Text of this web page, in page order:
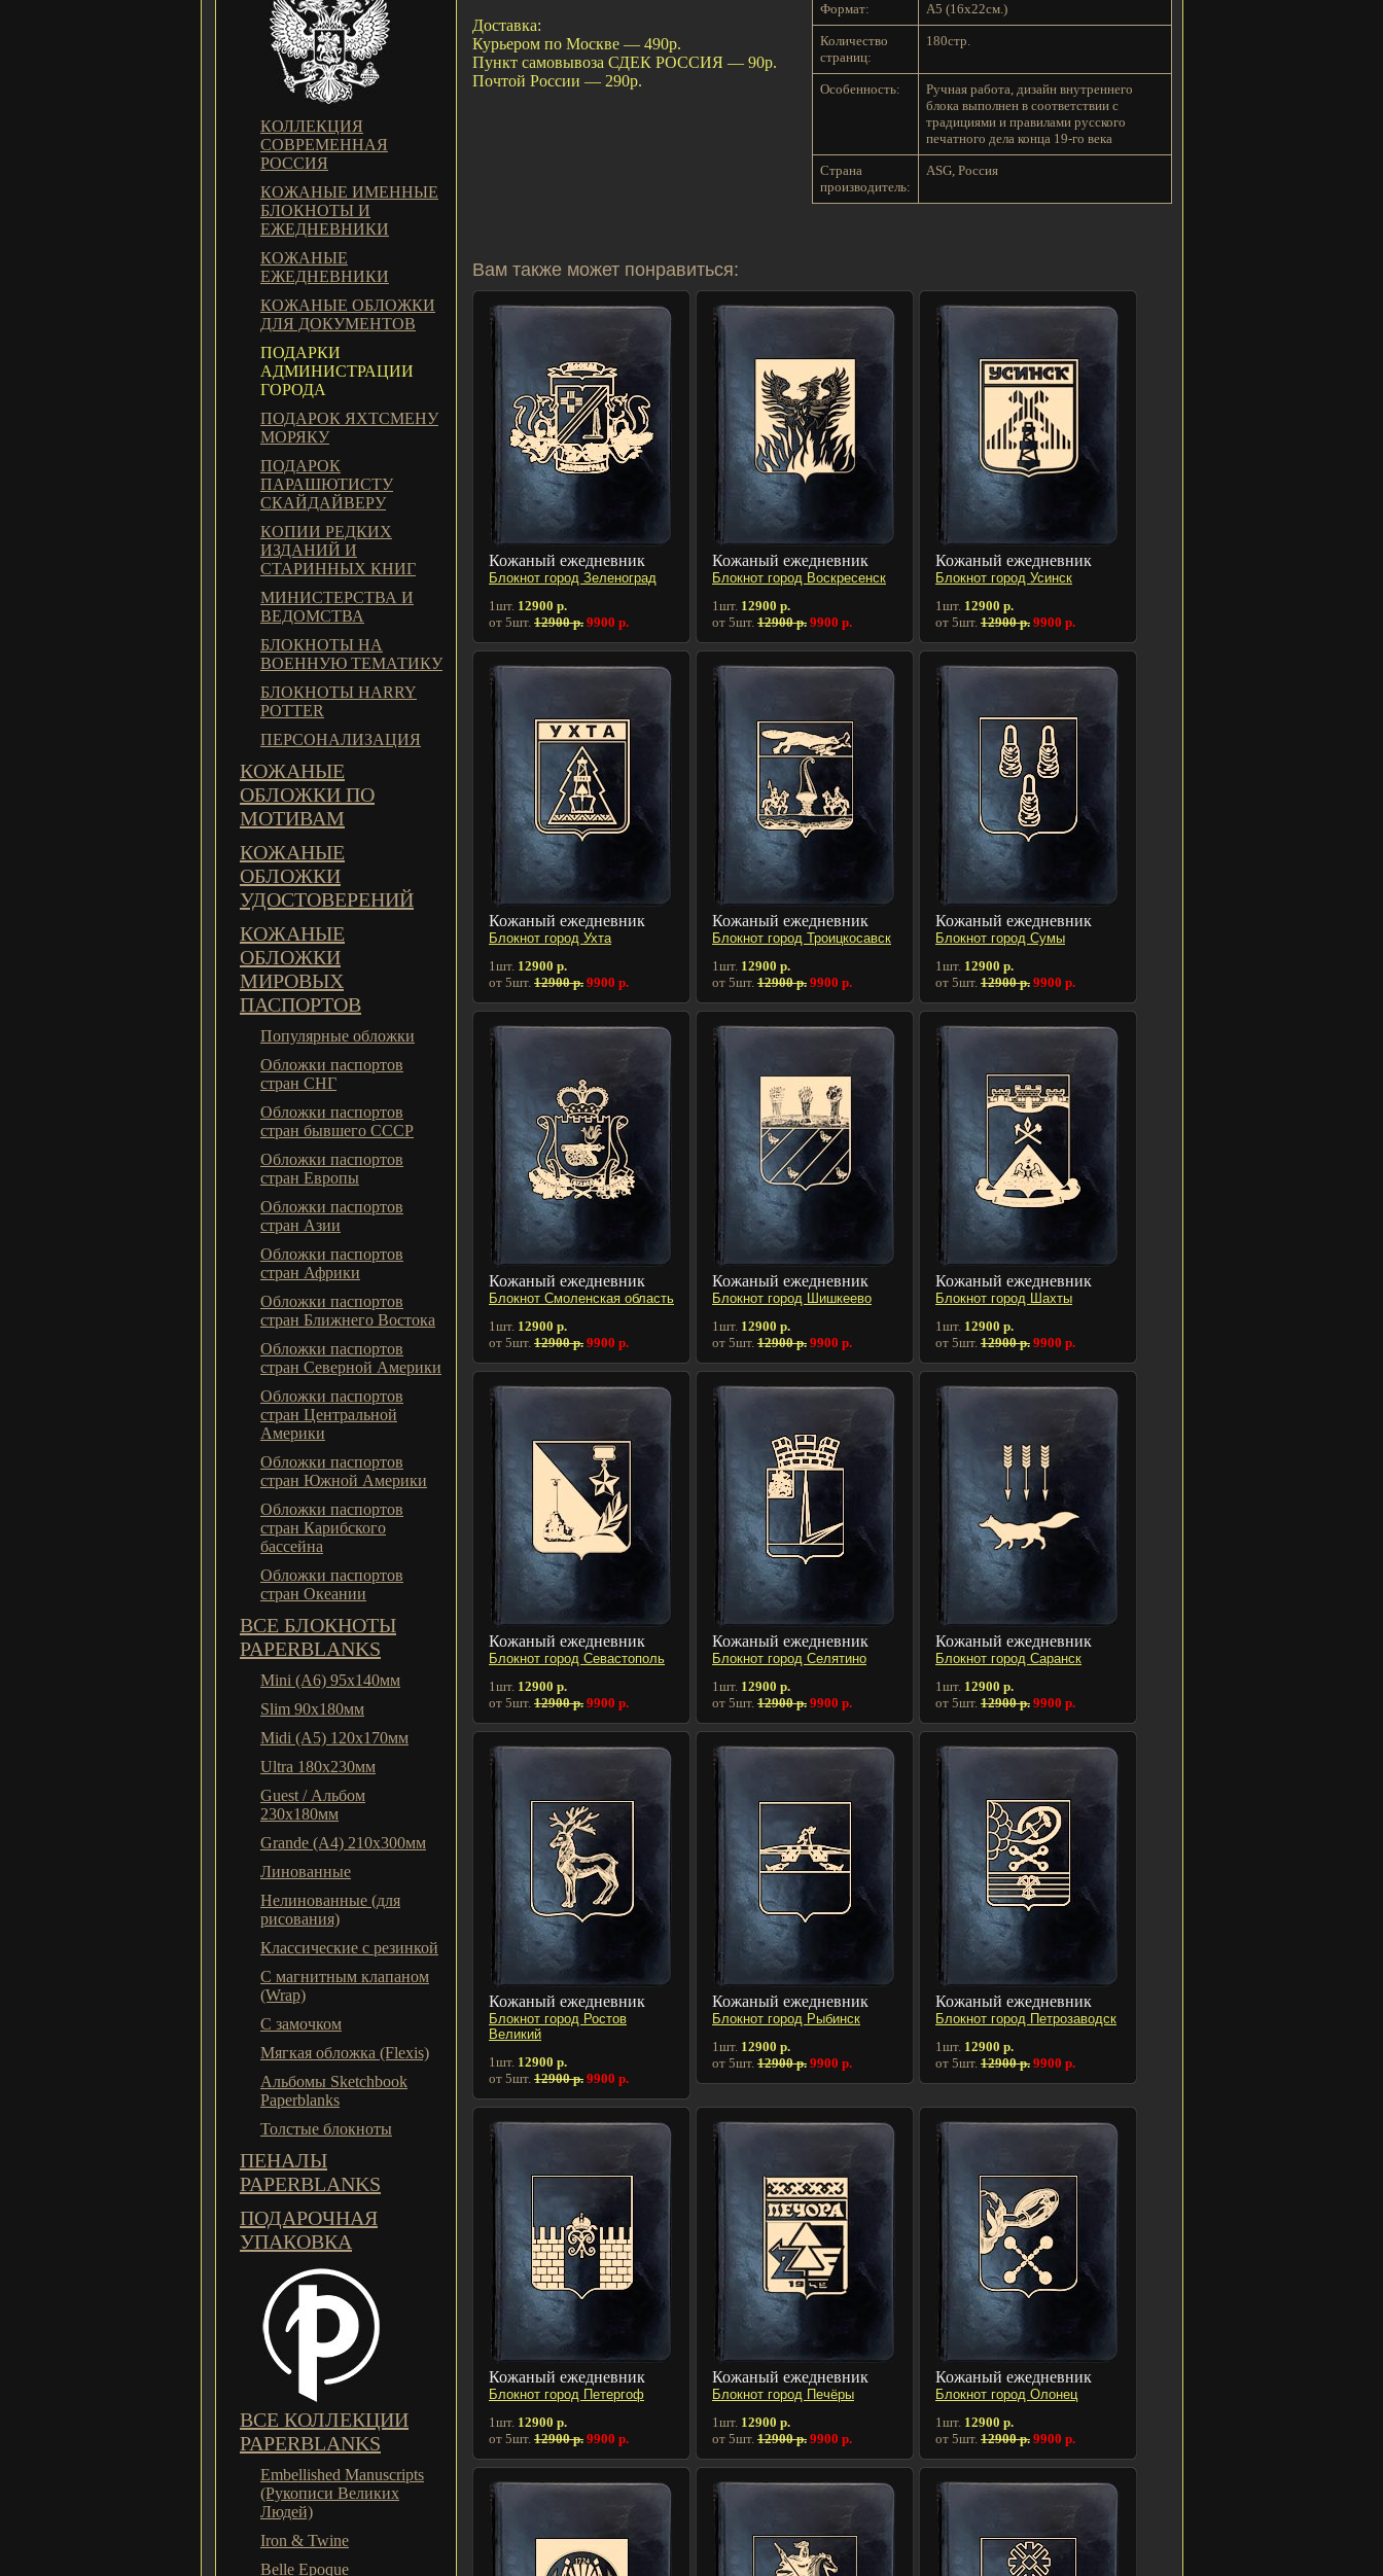
КОЛЛЕКЦИЯ
СОВРЕМЕННАЯ
РОССИЯ
КОЖАНЫЕ ИМЕННЫЕ
БЛОКНОТЫ И
ЕЖЕДНЕВНИКИ
КОЖАНЫЕ
ЕЖЕДНЕВНИКИ
КОЖАНЫЕ ОБЛОЖКИ
ДЛЯ ДОКУМЕНТОВ
ПОДАРКИ
АДМИНИСТРАЦИИ
ГОРОДА
ПОДАРОК ЯХТСМЕНУ
МОРЯКУ
ПОДАРОК
ПАРАШЮТИСТУ
СКАЙДАЙВЕРУ
КОПИИ РЕДКИХ
ИЗДАНИЙ И
СТАРИННЫХ КНИГ
МИНИСТЕРСТВА И
ВЕДОМСТВА
БЛОКНОТЫ НА
ВОЕННУЮ ТЕМАТИКУ
БЛОКНОТЫ HARRY
POTTER
ПЕРСОНАЛИЗАЦИЯ
КОЖАНЫЕ
ОБЛОЖКИ ПО
МОТИВАМ
КОЖАНЫЕ
ОБЛОЖКИ
УДОСТОВЕРЕНИЙ
КОЖАНЫЕ
ОБЛОЖКИ
МИРОВЫХ
ПАСПОРТОВ
Популярные обложки
Обложки паспортов
стран СНГ
Обложки паспортов
стран бывшего СССР
Обложки паспортов
стран Европы
Обложки паспортов
стран Азии
Обложки паспортов
стран Африки
Обложки паспортов
стран Ближнего Востока
Обложки паспортов
стран Северной Америки
Обложки паспортов
стран Центральной
Америки
Обложки паспортов
стран Южной Америки
Обложки паспортов
стран Карибского
бассейна
Обложки паспортов
стран Океании
ВСЕ БЛОКНОТЫ
PAPERBLANKS
Mini (A6) 95х140мм
Slim 90x180мм
Midi (A5) 120х170мм
Ultra 180x230мм
Guest / Альбом
230x180мм
Grande (A4) 210x300мм
Линованные
Нелинованные (для
рисования)
Классические с резинкой
С магнитным клапаном
(Wrap)
С замочком
Мягкая обложка (Flexis)
Альбомы Sketchbook
Paperblanks
Толстые блокноты
ПЕНАЛЫ
PAPERBLANKS
ПОДАРОЧНАЯ
УПАКОВКА
ВСЕ КОЛЛЕКЦИИ
PAPERBLANKS
Embellished Manuscripts
(Рукописи Великих
Людей)
Iron & Twine
Belle Epoque
Доставка:
Курьером по Москве — 490р.
Пункт самовывоза СДЕК РОССИЯ — 90р.
Почтой России — 290р.
Формат: A5 (16x22см.)
Количество
страниц:
180стр.
Особенность:
Ручная работа, дизайн внутреннего
блока выполнен в соответствии с
традициями и правилами русского
печатного дела конца 19-го века
Страна
производитель:
ASG, Россия
Вам также может понравиться:
Кожаный ежедневник
Блокнот город Зеленоград
1шт. 12900 р.
от 5шт. 12900 р. 9900 р.
Кожаный ежедневник
Блокнот город Воскресенск
1шт. 12900 р.
от 5шт. 12900 р. 9900 р.
Кожаный ежедневник
Блокнот город Усинск
1шт. 12900 р.
от 5шт. 12900 р. 9900 р.
Кожаный ежедневник
Блокнот город Ухта
1шт. 12900 р.
от 5шт. 12900 р. 9900 р.
Кожаный ежедневник
Блокнот город Троицкосавск
1шт. 12900 р.
от 5шт. 12900 р. 9900 р.
Кожаный ежедневник
Блокнот город Сумы
1шт. 12900 р.
от 5шт. 12900 р. 9900 р.
Кожаный ежедневник
Блокнот Смоленская область
1шт. 12900 р.
от 5шт. 12900 р. 9900 р.
Кожаный ежедневник
Блокнот город Шишкеево
1шт. 12900 р.
от 5шт. 12900 р. 9900 р.
Кожаный ежедневник
Блокнот город Шахты
1шт. 12900 р.
от 5шт. 12900 р. 9900 р.
Кожаный ежедневник
Блокнот город Севастополь
1шт. 12900 р.
от 5шт. 12900 р. 9900 р.
Кожаный ежедневник
Блокнот город Селятино
1шт. 12900 р.
от 5шт. 12900 р. 9900 р.
Кожаный ежедневник
Блокнот город Саранск
1шт. 12900 р.
от 5шт. 12900 р. 9900 р.
Кожаный ежедневник
Блокнот город Ростов
Великий
1шт. 12900 р.
от 5шт. 12900 р. 9900 р.
Кожаный ежедневник
Блокнот город Рыбинск
1шт. 12900 р.
от 5шт. 12900 р. 9900 р.
Кожаный ежедневник
Блокнот город Петрозаводск
1шт. 12900 р.
от 5шт. 12900 р. 9900 р.
Кожаный ежедневник
Блокнот город Петергоф
1шт. 12900 р.
от 5шт. 12900 р. 9900 р.
Кожаный ежедневник
Блокнот город Печёры
1шт. 12900 р.
от 5шт. 12900 р. 9900 р.
Кожаный ежедневник
Блокнот город Олонец
1шт. 12900 р.
от 5шт. 12900 р. 9900 р.